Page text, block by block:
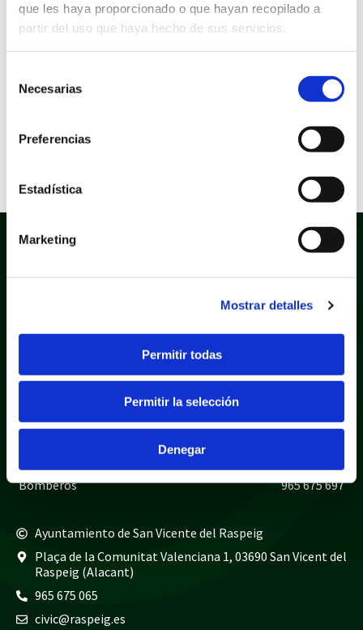
que les haya proporcionado o que hayan recopilado a
partir del uso que haya hecho de sus servicios.
Necesarias
Preferencias
Estadística
Marketing
Mostrar detalles
Permitir todas
Permitir la selección
Denegar
ESCUELA OFICIAL DE IDIOMAS SANT VICENT DEL
RASPEIG – l’ALACANTÍ
INFORMACIÓN ->
Aviso legal
Política de cookies
Mapa web
Bomberos
965 675 697
Ayuntamiento de San Vicente del Raspeig
Plaça de la Comunitat Valenciana 1, 03690 San Vicent del
Raspeig (Alacant)
965 675 065
civic@raspeig.es